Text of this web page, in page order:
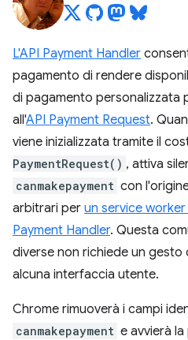
L'API Payment Handler
pagamento di rendere
di pagamento personalizzata
all'API Payment Request.
viene inizializzata tramite il
PaymentRequest() , attiva
canmakepayment con
arbitrari per un service
Payment Handler. Questa
diverse non richiede un
alcuna interfaccia utente.
Chrome rimuoverà i campi
canmakepayment e avvierà